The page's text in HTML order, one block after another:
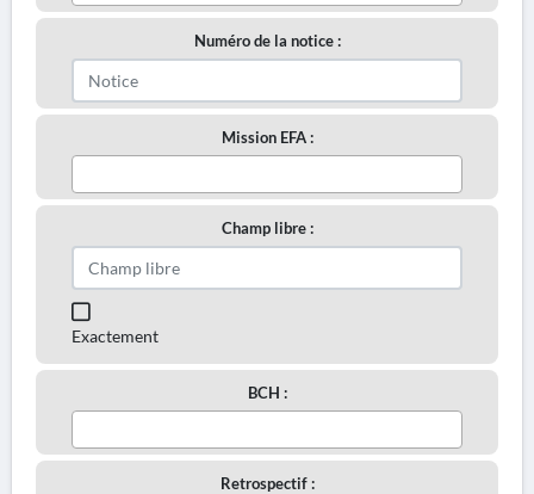
Numéro de la notice :
Mission EFA :
Champ libre :
Exactement
BCH :
Retrospectif :